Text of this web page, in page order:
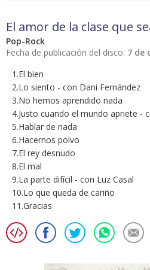
El amor de la clase que
Pop-Rock
Fecha de publicación del disco: 7 de
1.El bien
2.Lo siento - con Dani Fernández
3.No hemos aprendido nada
4.Justo cuando el mundo apriete -
5.Hablar de nada
6.Hacernos polvo
7.El rey desnudo
8.El mal
9.La parte difícil - con Luz Casal
10.Lo que queda de cariño
11.Gracias